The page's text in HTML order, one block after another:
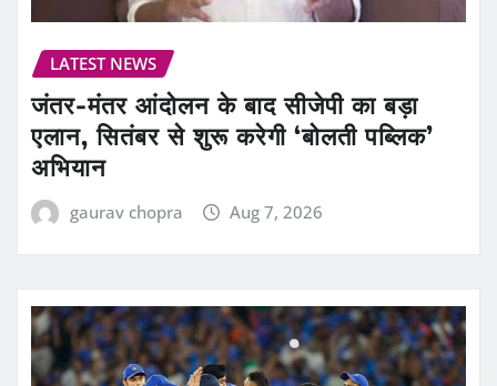
LATEST NEWS
जंतर-मंतर आंदोलन के बाद सीजेपी का बड़ा
एलान, सितंबर से शुरू करेगी ‘बोलती पब्लिक’
अभियान
gaurav chopra Aug 7, 2026